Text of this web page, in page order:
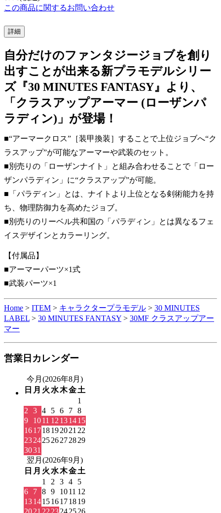
この商品に関するお問い合わせ
詳細
自分だけのファンタジージョブを創り
出すことが出来る新プラモデルシリー
ズ『30 MINUTES FANTASY』より、
「クラスアップアーマー (ローザンパ
ラディン)」が登場！
■“アーマークロス”［装甲換装］することで上位ジョブへ“ク
ラスアップ”が可能なアーマーや武装のセット。
■別売りの「ローザンナイト」と組み合わせることで「ロー
ザンパラディン」に“クラスアップ”が可能。
■「パラディン」とは、ナイトより上位となる剣術能力を持
ち、物理防御力を高めたジョブ。
■別売りのリーベル共和国の「パラディン」とは異なるフェ
イスデザインとカラーリング。
【付属品】
■アーマーパーツ×1式
■武装パーツ×1
Home > ITEM > キャラクタープラモデル > 30 MINUTES
LABEL > 30 MINUTES FANTASY > 30MF クラスアップアー
マー
営業日カレンダー
今月(2026年8月)
日 月 火 水木金土
1
2
3 4 5 6 7 8
9
1011 12 131415
161718192021 22
23242526272829
3031
翌月(2026年9月)
日 月 火 水木金土
1
2 3 4
5
6
7 8 9 1011 12
13141516171819
2021 22 23242526